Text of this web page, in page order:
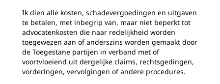
Ik dien alle kosten, schadevergoedingen en uitgaven
te betalen, met inbegrip van, maar niet beperkt tot
advocatenkosten die naar redelijkheid worden
toegewezen aan of anderszins worden gemaakt door
de Toegestane partijen in verband met of
voortvloeiend uit dergelijke claims, rechtsgedingen,
vorderingen, vervolgingen of andere procedures.